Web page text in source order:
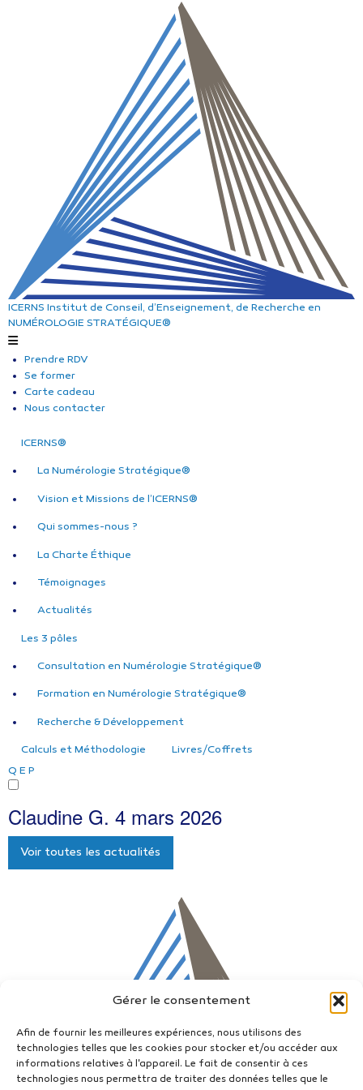
Gérer le consentement
Afin de fournir les meilleures expériences, nous utilisons des
technologies telles que les cookies pour stocker et/ou accéder aux
informations relatives à l'appareil. Le fait de consentir à ces
technologies nous permettra de traiter des données telles que le
ICERNS Institut de Conseil, d’Enseignement, de Recherche en
NUMÉROLOGIE STRATÉGIQUE®
Prendre RDV
Se former
Carte cadeau
Nous contacter
ICERNS®
La Numérologie Stratégique®
Vision et Missions de l’ICERNS®
Qui sommes-nous ?
La Charte Éthique
Témoignages
Actualités
Les 3 pôles
Consultation en Numérologie Stratégique®
Formation en Numérologie Stratégique®
Recherche & Développement
Calculs et Méthodologie
Livres/Coffrets
Q E P
Claudine G. 4 mars 2026
Voir toutes les actualités